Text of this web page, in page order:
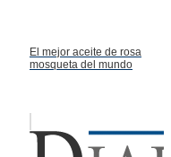
El mejor aceite de rosa
mosqueta del mundo